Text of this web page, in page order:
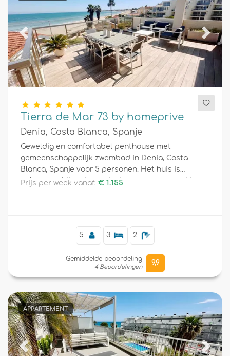
Previous Next
Tierra de Mar 73 by homeprive
Denia, Costa Blanca, Spanje
Geweldig en comfortabel penthouse met
gemeenschappelijk zwembad in Denia, Costa
Blanca, Spanje voor 5 personen. Het huis is
gelegen nabij restaurants, bars en supermarkten
Prijs per week vanaf: € 1.155
5 3 2
Gemiddelde beoordeling
4 Beoordelingen
9,9
APPARTEMENT
Previous Next